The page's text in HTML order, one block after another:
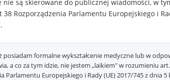
nie są skierowane do publicznej wiadomości, w
Rozporządzenia Parlamentu Europejskiego i
posiadam formalne wykształcenie medyczne lub w
a co za tym idzie, nie jestem „laikiem" w rozumieniu
Parlamentu Europejskiego i Rady (UE) 2017/745 z dnia